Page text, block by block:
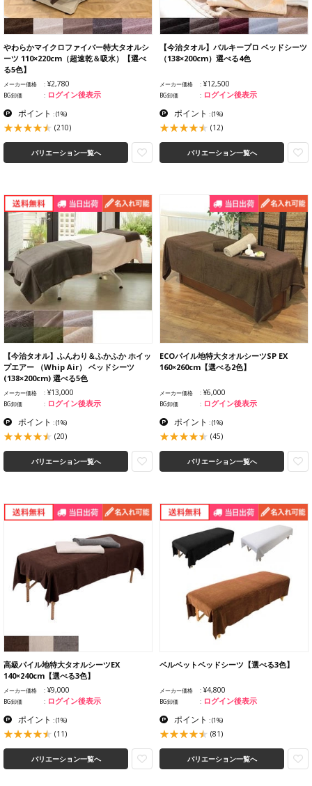
やわらかマイクロファイバー特大タオルシ
ーツ 110×220cm（超速乾＆吸水）【選べ
る5色】
メーカー価格 ¥2,780
BG卸価 ログイン後表示
ポイント :(1%)
(210)
バリエーション一覧へ
【今治タオル】バルキープロ ベッドシーツ
（138×200cm）選べる4色
メーカー価格 ¥12,500
BG卸価 ログイン後表示
ポイント :(1%)
(12)
バリエーション一覧へ
【今治タオル】ふんわり＆ふかふか ホイッ
プエアー （Whip Air） ベッドシーツ
(138×200cm) 選べる5色
メーカー価格 ¥13,000
BG卸価 ログイン後表示
ポイント :(1%)
(20)
バリエーション一覧へ
ECOパイル地特大タオルシーツSP EX
160×260cm【選べる2色】
メーカー価格 ¥6,000
BG卸価 ログイン後表示
ポイント :(1%)
(45)
バリエーション一覧へ
高級パイル地特大タオルシーツEX
140×240cm【選べる3色】
メーカー価格 ¥9,000
BG卸価 ログイン後表示
ポイント :(1%)
(11)
バリエーション一覧へ
ベルベットベッドシーツ【選べる3色】
メーカー価格 ¥4,800
BG卸価 ログイン後表示
ポイント :(1%)
(81)
バリエーション一覧へ